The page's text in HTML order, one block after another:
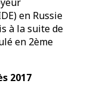
en Russie
à la suite de
en 2ème
2017